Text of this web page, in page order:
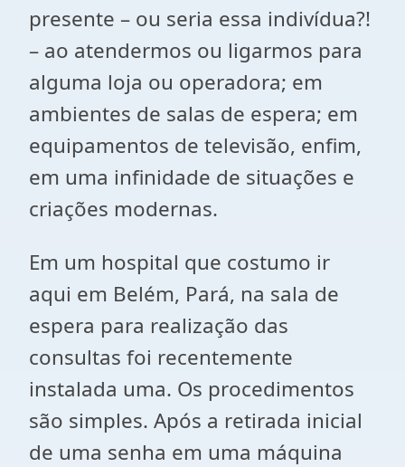
presente – ou seria essa indivídua?!
– ao atendermos ou ligarmos para
alguma loja ou operadora; em
ambientes de salas de espera; em
equipamentos de televisão, enfim,
em uma infinidade de situações e
criações modernas.
Em um hospital que costumo ir
aqui em Belém, Pará, na sala de
espera para realização das
consultas foi recentemente
instalada uma. Os procedimentos
são simples. Após a retirada inicial
de uma senha em uma máquina